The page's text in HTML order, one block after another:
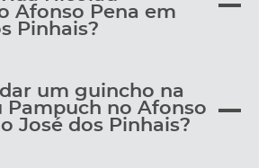
Afonso Pena em
Pinhais?
um guincho na
Pampuch no Afonso
José dos Pinhais?